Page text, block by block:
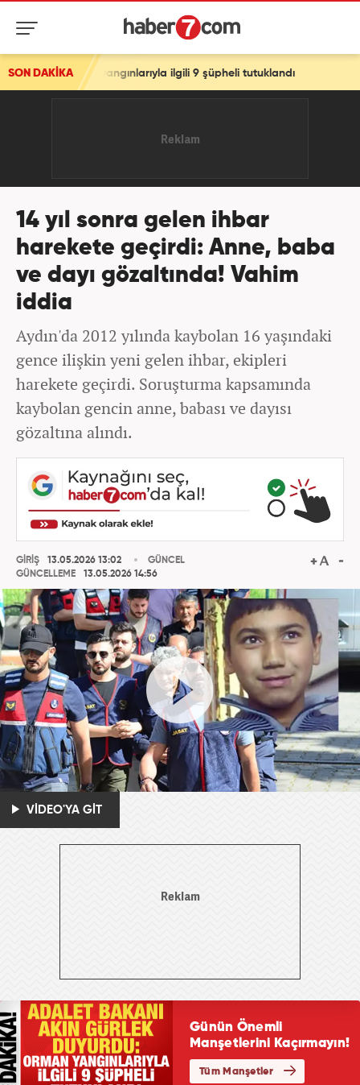
SON DAKİKAilgili 9 şüpheli tutuklandı
14 yıl sonra gelen ihbar
harekete geçirdi: Anne, baba
ve dayı gözaltında! Vahim
iddia
Aydın'da 2012 yılında kaybolan 16 yaşındaki
gence ilişkin yeni gelen ihbar, ekipleri
harekete geçirdi. Soruşturma kapsamında
kaybolan gencin anne, babası ve dayısı
gözaltına alındı.
GİRİŞ
13.05.2026 13:02
GÜNCELLEME
13.05.2026 14:56
GÜNCEL
VİDEO'YA GİT